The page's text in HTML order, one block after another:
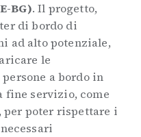
BG). Il progetto,
di bordo di
ad alto potenziale,
le
a bordo in
fine servizio, come
per poter rispettare i